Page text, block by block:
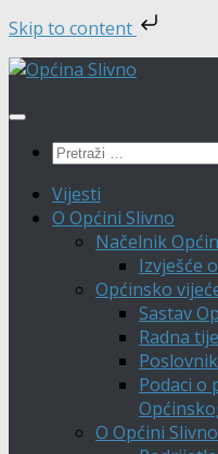
Skip to content
Skip
content
Pretraži:
Vijesti
O Općini Slivno
Načelnik
Izvješće
Općinsko
Sastav
Radna
Podaci o
O Općini Slivno